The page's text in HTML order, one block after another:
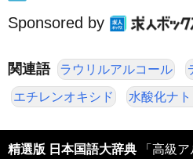
Sponsored by
関連語 ラウリルアルコール
エチレンオキシド 水酸化ナ
精選版 日本国語大辞典